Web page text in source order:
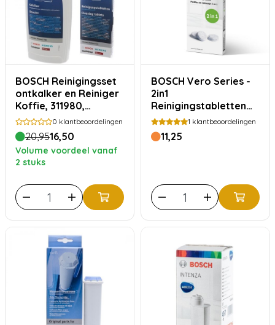
BOSCH Reinigingsset
ontkalker en Reiniger
Koffie, 311980,
00311980
0 klantbeoordelingen
20,9516,50
Volume voordeel vanaf
2 stuks
BOSCH Vero Series -
2in1
Reinigingstabletten
TCZ8001A
1 klantbeoordelingen
11,25